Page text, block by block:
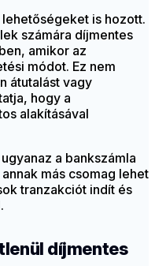
is hozott.
számára díjmentes
amikor az
módot. Ez nem
átutalást vagy
hogy a
alakításával
a bankszámla
más csomag lehet
tranzakciót indít és
díjmentes